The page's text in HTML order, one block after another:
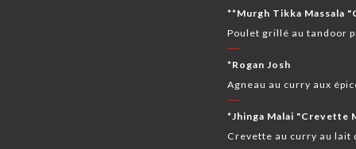
**Murgh Tikka Massala
Poulet grillé au tandoor
*Rogan Josh
Agneau au curry aux
*Jhinga Malai "Crevette
Crevette au curry au lait